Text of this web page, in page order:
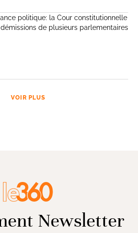
politique: la Cour constitutionnelle
de plusieurs parlementaires
VOIR PLUS
Newsletter